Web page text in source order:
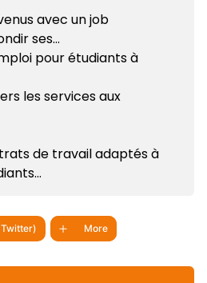
avec un job
ses…
pour étudiants à
les services aux
de travail adaptés à
More